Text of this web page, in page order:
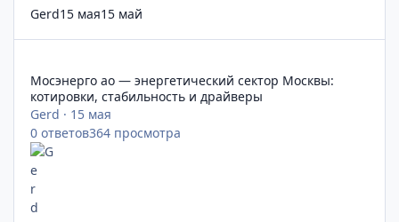
Gerd15 мая15 май
Мосэнерго ао — энергетический сектор Москвы:
котировки, стабильность и драйверы
Gerd · 15 мая
0 ответов364 просмотра